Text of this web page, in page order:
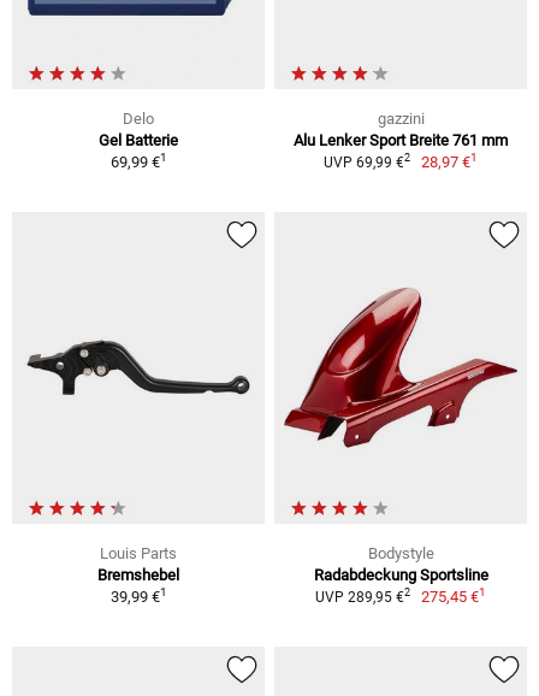
Delo
Gel Batterie
69,99 €1
gazzini
Alu Lenker Sport Breite 761 mm
UVP 69,99 €2 28,97 €1
Louis Parts
Bremshebel
39,99 €1
Bodystyle
Radabdeckung Sportsline
UVP 289,95 €2 275,45 €1